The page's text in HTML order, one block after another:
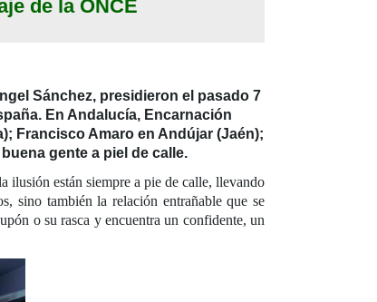
de la ONCE
Sánchez, presidieron el pasado 7
En Andalucía, Encarnación
Francisco Amaro en Andújar (Jaén);
gente a piel de calle.
ilusión están siempre a pie de calle, llevando
sino también la relación entrañable que se
o su rasca y encuentra un confidente, un